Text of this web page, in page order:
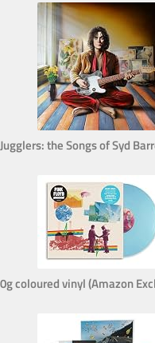
the Songs of Syd
coloured vinyl (Amazon